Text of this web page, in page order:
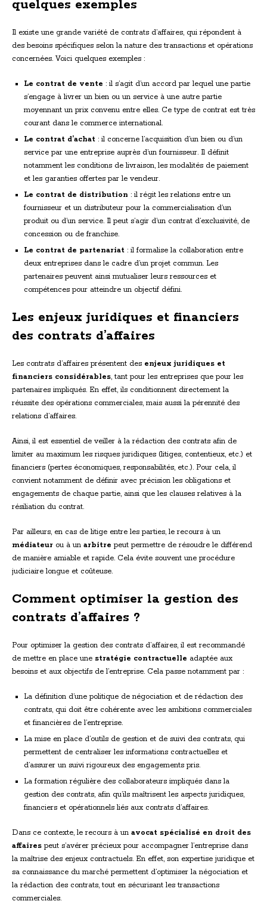
quelques exemples
Il existe une grande variété de contrats d’affaires, qui répondent à
des besoins spécifiques selon la nature des transactions et opérations
concernées. Voici quelques exemples :
Le contrat de vente : il s’agit d’un accord par lequel une partie
s’engage à livrer un bien ou un service à une autre partie
moyennant un prix convenu entre elles. Ce type de contrat est très
courant dans le commerce international.
Le contrat d’achat : il concerne l’acquisition d’un bien ou d’un
service par une entreprise auprès d’un fournisseur. Il définit
notamment les conditions de livraison, les modalités de paiement
et les garanties offertes par le vendeur.
Le contrat de distribution : il régit les relations entre un
fournisseur et un distributeur pour la commercialisation d’un
produit ou d’un service. Il peut s’agir d’un contrat d’exclusivité, de
concession ou de franchise.
Le contrat de partenariat : il formalise la collaboration entre
deux entreprises dans le cadre d’un projet commun. Les
partenaires peuvent ainsi mutualiser leurs ressources et
compétences pour atteindre un objectif défini.
Les enjeux juridiques et financiers
des contrats d’affaires
Les contrats d’affaires présentent des enjeux juridiques et
financiers considérables, tant pour les entreprises que pour les
partenaires impliqués. En effet, ils conditionnent directement la
réussite des opérations commerciales, mais aussi la pérennité des
relations d’affaires.
Ainsi, il est essentiel de veiller à la rédaction des contrats afin de
limiter au maximum les risques juridiques (litiges, contentieux, etc.) et
financiers (pertes économiques, responsabilités, etc.). Pour cela, il
convient notamment de définir avec précision les obligations et
engagements de chaque partie, ainsi que les clauses relatives à la
résiliation du contrat.
Par ailleurs, en cas de litige entre les parties, le recours à un
médiateur ou à un arbitre peut permettre de résoudre le différend
de manière amiable et rapide. Cela évite souvent une procédure
judiciaire longue et coûteuse.
Comment optimiser la gestion des
contrats d’affaires ?
Pour optimiser la gestion des contrats d’affaires, il est recommandé
de mettre en place une stratégie contractuelle adaptée aux
besoins et aux objectifs de l’entreprise. Cela passe notamment par :
La définition d’une politique de négociation et de rédaction des
contrats, qui doit être cohérente avec les ambitions commerciales
et financières de l’entreprise.
La mise en place d’outils de gestion et de suivi des contrats, qui
permettent de centraliser les informations contractuelles et
d’assurer un suivi rigoureux des engagements pris.
La formation régulière des collaborateurs impliqués dans la
gestion des contrats, afin qu’ils maîtrisent les aspects juridiques,
financiers et opérationnels liés aux contrats d’affaires.
Dans ce contexte, le recours à un avocat spécialisé en droit des
affaires peut s’avérer précieux pour accompagner l’entreprise dans
la maîtrise des enjeux contractuels. En effet, son expertise juridique et
sa connaissance du marché permettent d’optimiser la négociation et
la rédaction des contrats, tout en sécurisant les transactions
commerciales.